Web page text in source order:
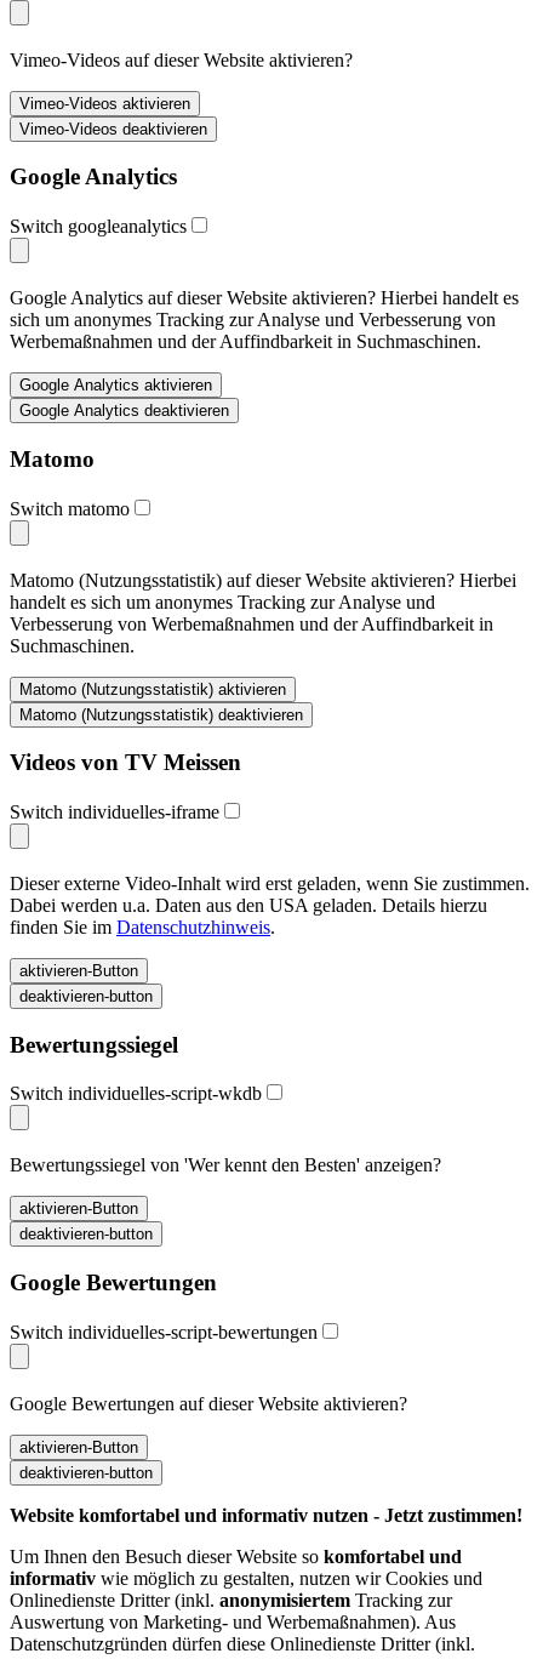
Vimeo-Videos auf dieser Website aktivieren?
Google Analytics
Switch googleanalytics
Google Analytics auf dieser Website aktivieren? Hierbei handelt es
sich um anonymes Tracking zur Analyse und Verbesserung von
Werbemaßnahmen und der Auffindbarkeit in Suchmaschinen.
Matomo
Switch matomo
Matomo (Nutzungsstatistik) auf dieser Website aktivieren? Hierbei
handelt es sich um anonymes Tracking zur Analyse und
Verbesserung von Werbemaßnahmen und der Auffindbarkeit in
Suchmaschinen.
Videos von TV Meissen
Switch individuelles-iframe
Dieser externe Video-Inhalt wird erst geladen, wenn Sie zustimmen.
Dabei werden u.a. Daten aus den USA geladen. Details hierzu
finden Sie im Datenschutzhinweis.
Bewertungssiegel
Switch individuelles-script-wkdb
Bewertungssiegel von 'Wer kennt den Besten' anzeigen?
Google Bewertungen
Switch individuelles-script-bewertungen
Google Bewertungen auf dieser Website aktivieren?
Website komfortabel und informativ nutzen - Jetzt zustimmen!
Um Ihnen den Besuch dieser Website so komfortabel und
informativ wie möglich zu gestalten, nutzen wir Cookies und
Onlinedienste Dritter (inkl. anonymisiertem Tracking zur
Auswertung von Marketing- und Werbemaßnahmen). Aus
Datenschutzgründen dürfen diese Onlinedienste Dritter (inkl.